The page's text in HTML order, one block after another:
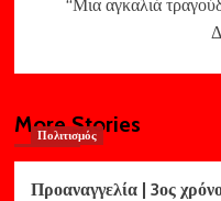
“Μια αγκαλιά
More Stories
Πολιτισμός
Προαναγγελία | 3ος